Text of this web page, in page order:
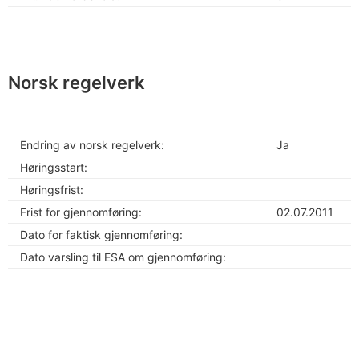
Norsk regelverk
Endring av norsk regelverk:
Ja
Høringsstart:
Høringsfrist:
Frist for gjennomføring:
02.07.2011
Dato for faktisk gjennomføring:
Dato varsling til ESA om gjennomføring: